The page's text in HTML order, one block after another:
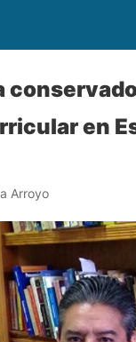
en
Arroyo